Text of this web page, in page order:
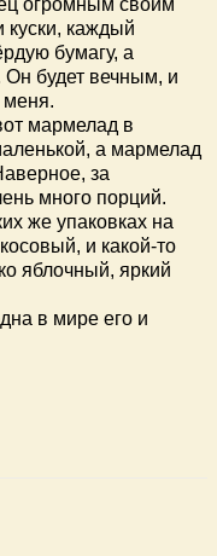
каждый
бумагу, а
Он будет вечным, и
меня.
мармелад в
а мармелад
за
много порций.
же упаковках на
и какой-то
яблочный, яркий
в мире его и